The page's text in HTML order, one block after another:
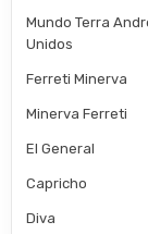
Mundo Terra
Unidos
Ferreti Minerva
Minerva Ferreti
El General
Capricho
Diva